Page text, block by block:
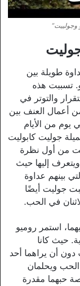
وجولييت”
طويلة بين
تسببت هذه
والتوتر في
من أعمال العنف بين
يوم من الأيام
جوليت كابوليت
من أول نظرة
إليها حيث
بينهم عداوة
جوليت أيضًا
في الحب.
استمر روميو
حيث كانا
أن يراهما أحد
ويحلمان
حبهما مقدرة